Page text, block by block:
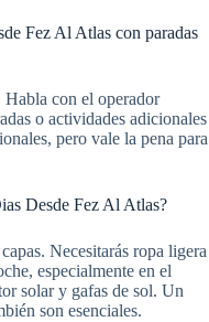
Fez Al Atlas con paradas
Habla con el operador
o actividades adicionales
pero vale la pena para
Desde Fez Al Atlas?
Necesitarás ropa ligera
especialmente en el
solar y gafas de sol. Un
son esenciales.